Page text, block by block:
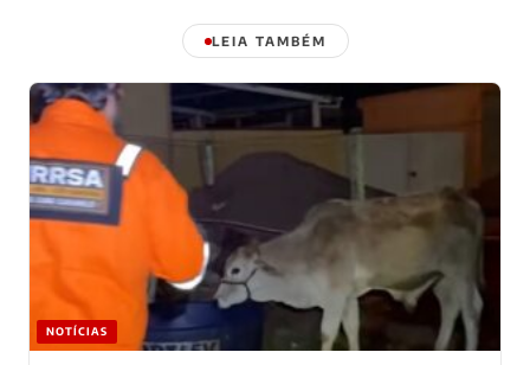
LEIA TAMBÉM
NOTÍCIAS